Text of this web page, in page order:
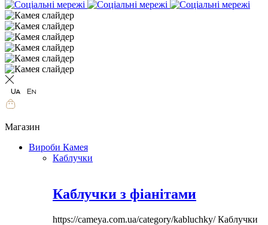
Магазин
Вироби Камея
Каблучки
Каблучки з фіанітами
https://cameya.com.ua/category/kabluchky/Каблучки